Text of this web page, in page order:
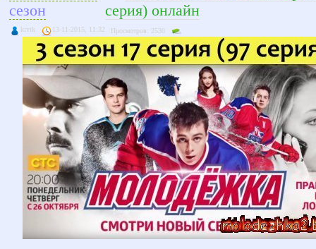
сезон
серия) онлайн
kivik 13-11-2015, 11:32 Просмотров: 2530